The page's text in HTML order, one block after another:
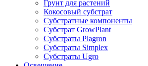
Грунт для растений
Кокосовый субстрат
Субстратные компоненты
Субстрат GrowPlant
Субстраты Plagron
Субстраты Simplex
Субстраты Ugro